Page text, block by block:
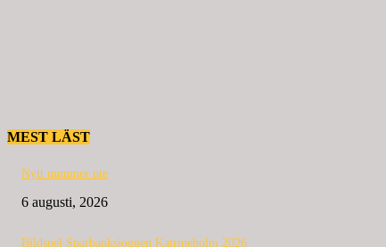
MEST LÄST
Nytt nummer ute
6 augusti, 2026
Bildspel Sparbanksjoggen Katrineholm 2026